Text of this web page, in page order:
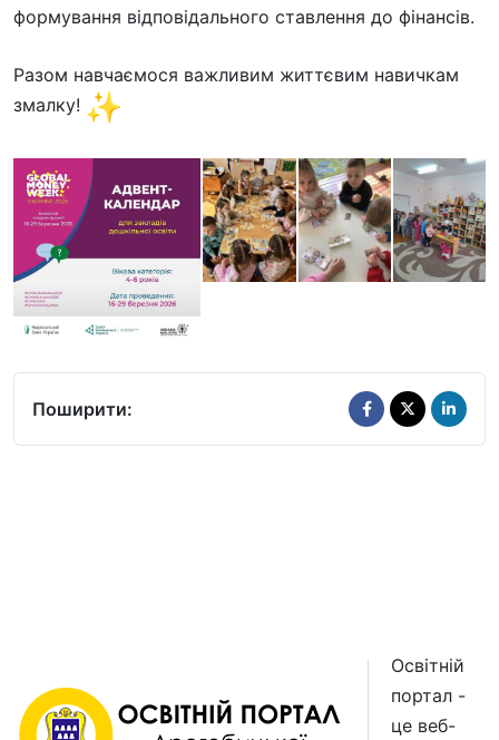
формування відповідального ставлення до фінансів.
Разом навчаємося важливим життєвим навичкам
змалку!
Поширити:
Освітній
портал -
це веб-